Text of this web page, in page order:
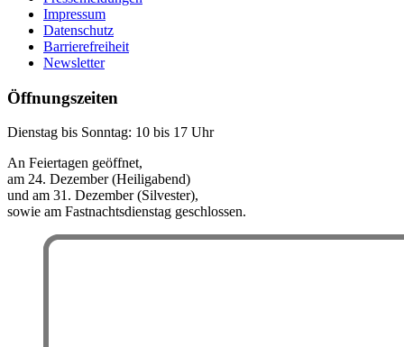
Impressum
Datenschutz
Barrierefreiheit
Newsletter
Öffnungszeiten
Dienstag bis Sonntag: 10 bis 17 Uhr
An Feiertagen geöffnet,
am 24. Dezember (Heiligabend)
und am 31. Dezember (Silvester),
sowie am Fastnachtsdienstag geschlossen.